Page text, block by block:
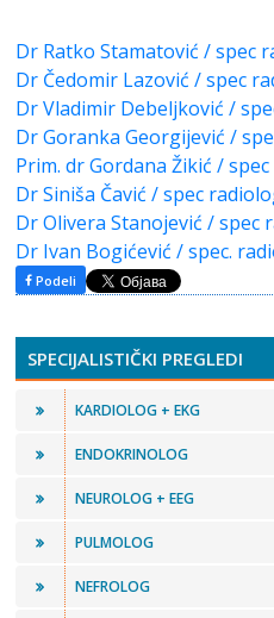
Dr Ratko Stamatović / spec
Dr Čedomir Lazović / spec
Dr Vladimir Debeljković /
Dr Goranka Georgijević /
Prim. dr Gordana Žikić /
Dr Siniša Čavić / spec
Dr Olivera Stanojević / spec
Dr Ivan Bogićević / spec.
Podeli
SPECIJALISTIČKI PREGLEDI
KARDIOLOG + EKG
ENDOKRINOLOG
NEUROLOG + EEG
PULMOLOG
NEFROLOG